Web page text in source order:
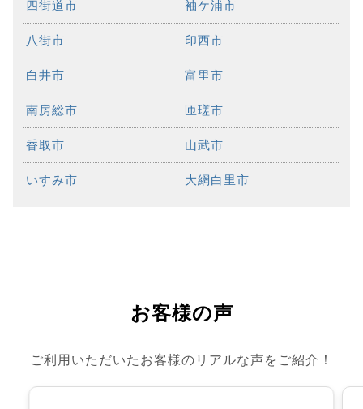
四街道市 袖ケ浦市
八街市 印西市
白井市 富里市
南房総市 匝瑳市
香取市 山武市
いすみ市 大網白里市
お客様の声
ご利用いただいたお客様のリアルな声をご紹介！